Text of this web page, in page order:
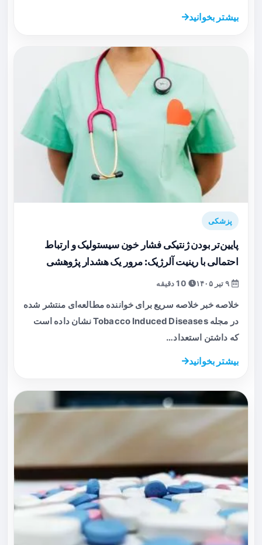
بیشتر بخوانید
پزشکی
پایین‌تر بودن ژنتیکی فشار خون سیستولیک و ارتباط
احتمالی با رینیت آلرژیک: مرور یک هشدار پژوهشی
خلاصه خبر خلاصه سریع برای خواننده مطالعه‌ای منتشر شده
در مجله Tobacco Induced Diseases نشان داده است
که داشتن استعداد…
بیشتر بخوانید